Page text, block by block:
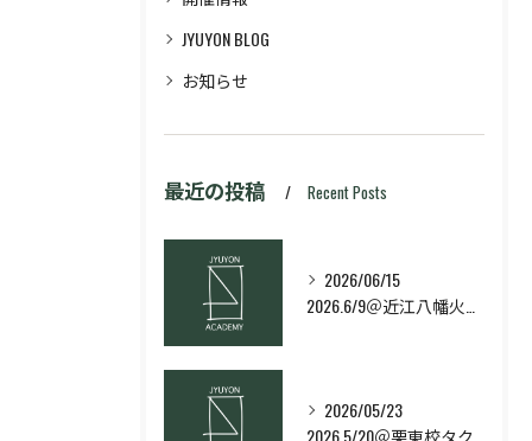
JYUYON BLOG
お知らせ
最近の投稿 Recent Posts
2026/06/15
2026/05/23